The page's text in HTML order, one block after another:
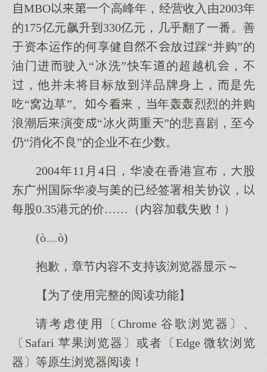
MBO一高峰年，经营收入由2003年
的175亿元飙升330亿元，几乎翻了一番。善
资本运的何享健不放踩“并购”的
油门进驶入“冰洗”快车的超越机，不
，他并未将目标放洋品牌身，是先
吃“窝边草”。今，年轰轰烈烈的并购
浪潮演变“冰火两重”的悲喜剧，至今
仍“消化不良”的企业不在少数。
2004年11月4日，华凌在香港宣布，股
东广州国际华凌与的已经签署相关协议，
每股0.35港元的价……（内容加载失败！）
(ò﹏ò)
抱歉，章节内容不支持该浏览器显示～
【为了使用完整的阅读功能】
请考虑使用〔Chrome 谷歌浏览器〕、
〔Safari 苹果浏览器〕或者〔Edge 微软浏览
器〕等原生浏览器阅读！